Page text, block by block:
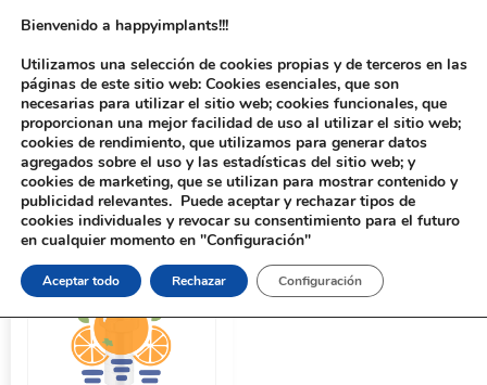
Inicio/ Productos etiquetados “41318075012”
Bienvenido a happyimplants!!!
Utilizamos una selección de cookies propias y de terceros en las
páginas de este sitio web: Cookies esenciales, que son
necesarias para utilizar el sitio web; cookies funcionales, que
proporcionan una mejor facilidad de uso al utilizar el sitio web;
cookies de rendimiento, que utilizamos para generar datos
agregados sobre el uso y las estadísticas del sitio web; y
cookies de marketing, que se utilizan para mostrar contenido y
publicidad relevantes. Puede aceptar y rechazar tipos de
cookies individuales y revocar su consentimiento para el futuro
en cualquier momento en "Configuración"
Aceptar todo Rechazar Configuración